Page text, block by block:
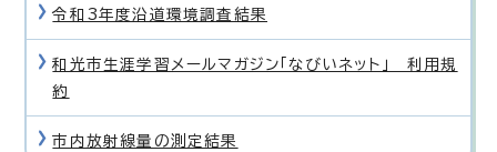
令和3年度沿道環境調査結果
和光市生涯学習メールマガジン「なびいネット」 利用規
約
市内放射線量の測定結果